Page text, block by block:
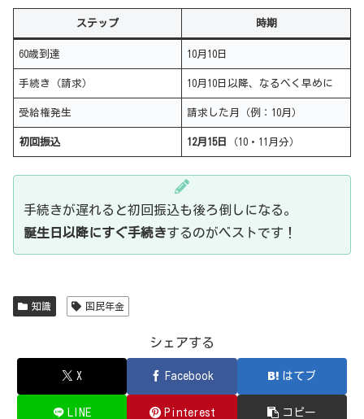
ステップ 時期
60歳到達 10月10日
手続き（請求） 10月10日以降、なるべく早めに
受給権発生 請求した月（例：10月）
初回振込 12月15日 （10・11月分）
手続きが遅れると初回振込も後ろ倒しになる。
誕生日以降にすぐ手続きするのがベストです！
知識 国民年金
シェアする
X Facebook はてブ
LINE Pinterest コピー